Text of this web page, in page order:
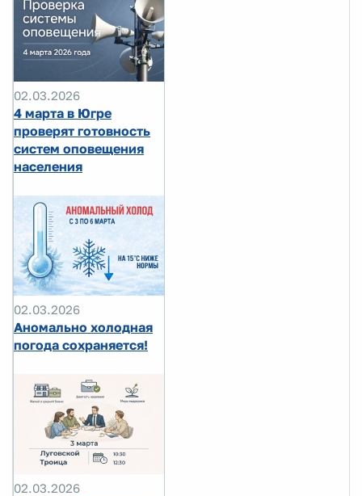
02.03.2026
4 марта в Югре
проверят готовность
систем оповещения
населения
02.03.2026
Аномально холодная
погода сохраняется!
02.03.2026